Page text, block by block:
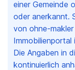
einer Gemeinde
oder anerkannt.
von ohne-
Immobilienportal
Die Angaben in
kontinuierlich